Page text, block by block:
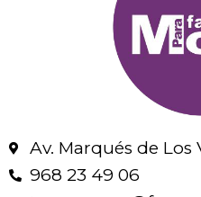
Av. Marqués de Los
968 23 49 06